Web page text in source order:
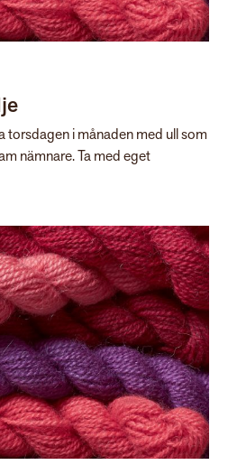
i månaden med ull som
nämnare. Ta med eget